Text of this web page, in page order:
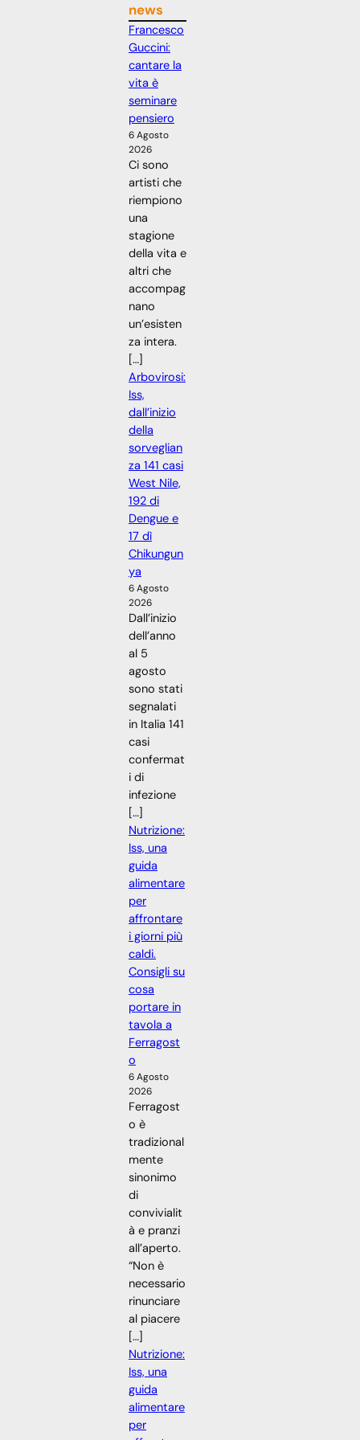
news
Francesco
Guccini:
cantare la
vita è
seminare
pensiero
6 Agosto
2026
Ci sono
artisti che
riempiono
una
stagione
della vita e
altri che
accompag
nano
un’esisten
za intera.
[…]
Arbovirosi:
Iss,
dall’inizio
della
sorveglian
za 141 casi
West Nile,
192 di
Dengue e
17 dì
Chikungun
ya
6 Agosto
2026
Dall’inizio
dell’anno
al 5
agosto
sono stati
segnalati
in Italia 141
casi
confermat
i di
infezione
[…]
Nutrizione:
Iss, una
guida
alimentare
per
affrontare
i giorni più
caldi.
Consigli su
cosa
portare in
tavola a
Ferragost
o
6 Agosto
2026
Ferragost
o è
tradizional
mente
sinonimo
di
convivialit
à e pranzi
all’aperto.
“Non è
necessario
rinunciare
al piacere
[…]
Nutrizione:
Iss, una
guida
alimentare
per